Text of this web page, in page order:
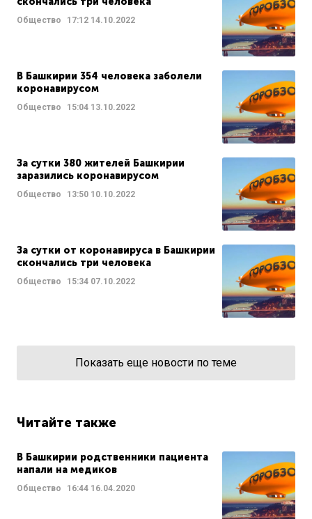
Общество 17:12 14.10.2022
В Башкирии 354 человека заболели
коронавирусом
Общество 15:04 13.10.2022
За сутки 380 жителей Башкирии
заразились коронавирусом
Общество 13:50 10.10.2022
За сутки от коронавируса в Башкирии
скончались три человека
Общество 15:34 07.10.2022
Показать еще новости по теме
Читайте также
В Башкирии родственники пациента
напали на медиков
Общество 16:44 16.04.2020